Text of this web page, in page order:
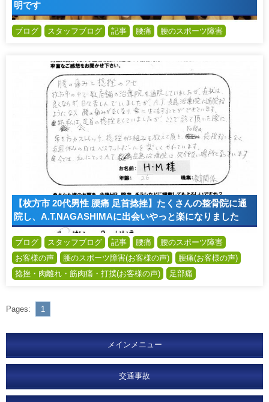
明です
ブログ スタッフブログ 記事 腰痛 腰のスポーツ障害
【枚方市 20代男性 腰痛 足首捻挫】たくさんの整骨院に通
院し、A.T.NAGASHIMAに出会いやっと楽になりました
ブログ スタッフブログ 記事 腰痛
腰のスポーツ障害
お客様の声
腰のスポーツ障害(お客様の声)
腰痛(お客様の声)
捻挫・肉離れ・筋肉痛・打撲(お客様の声)
足部痛
Pages: 1
メインメニュー
交通事故